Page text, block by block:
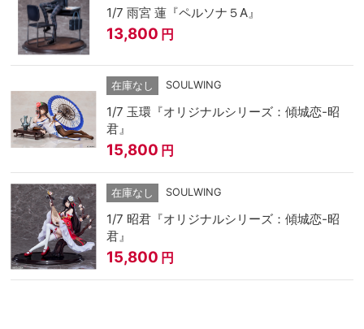
1/7 雨宮 蓮『ペルソナ５A』
13,800 円
在庫なし SOULWING
1/7 玉環『オリジナルシリーズ：傾城恋-昭
君』
15,800 円
在庫なし SOULWING
1/7 昭君『オリジナルシリーズ：傾城恋-昭
君』
15,800 円